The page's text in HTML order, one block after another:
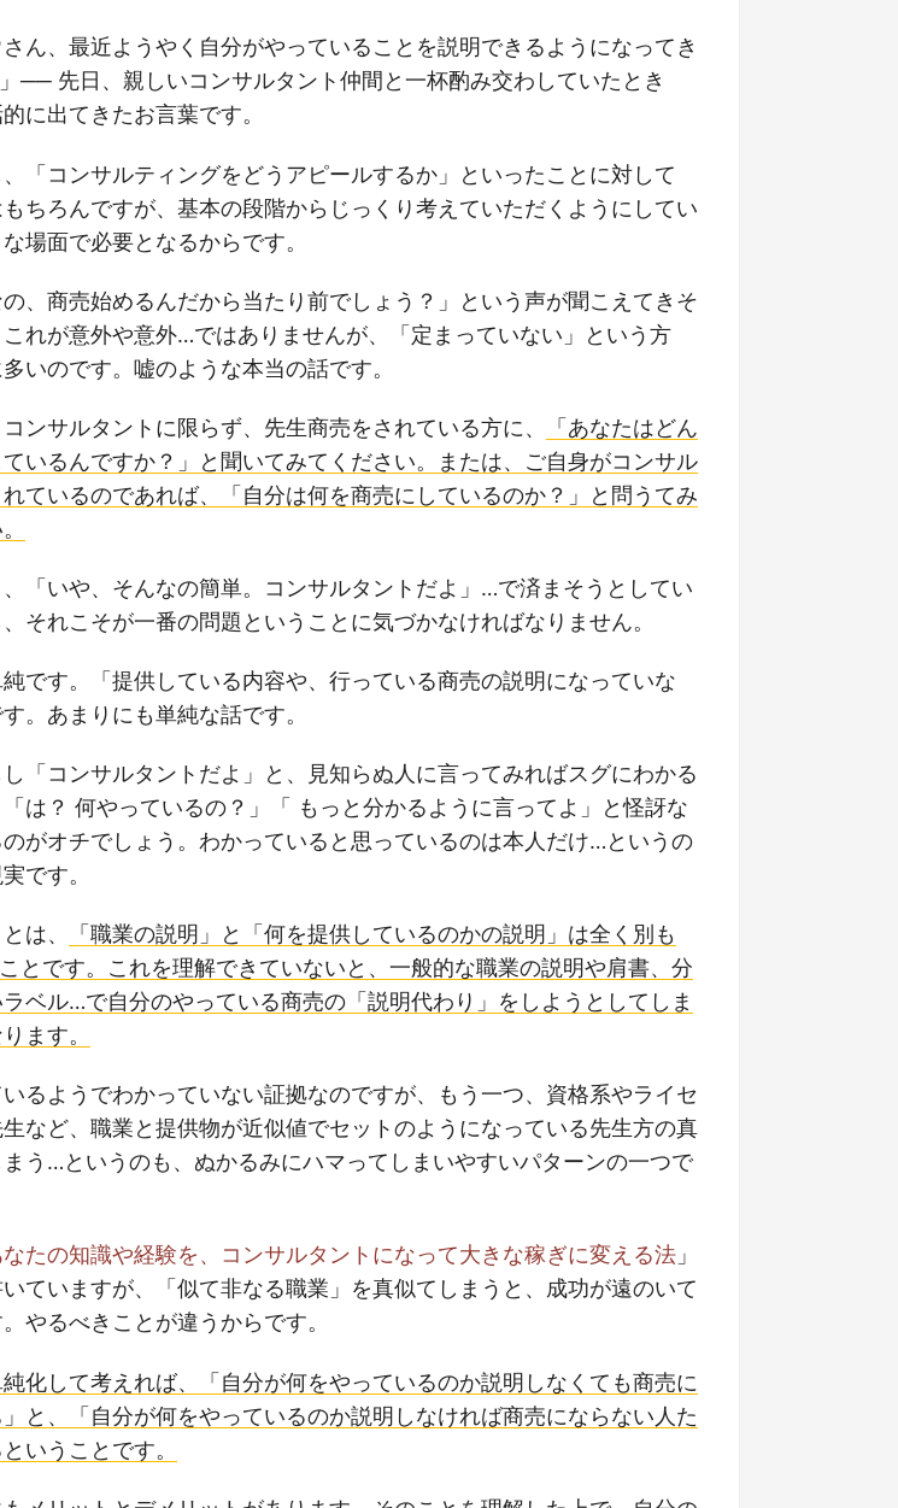
さん、最近ようやく自分がやっていることを説明できるようになってき
── 先日、親しいコンサルタント仲間と一杯酌み交わしていたとき
に出てきたお言葉です。
「コンサルティングをどうアピールするか」といったことに対して
ちろんですが、基本の段階からじっくり考えていただくようにしてい
場面で必要となるからです。
の、商売始めるんだから当たり前でしょう？」という声が聞こえてきそ
これが意外や意外…ではありませんが、「定まっていない」という方
いのです。嘘のような本当の話です。
ンサルタントに限らず、先生商売をされている方に、
「あなたはどん
いるんですか？」と聞いてみてください。または、ご自身がコンサル
ているのであれば、「自分は何を商売にしているのか？」と問うてみ
、「いや、そんなの簡単。コンサルタントだよ」…で済まそうとしてい
それこそが一番の問題ということに気づかなければなりません。
です。「提供している内容や、行っている商売の説明になっていな
。あまりにも単純な話です。
「コンサルタントだよ」と、見知らぬ人に言ってみればスグにわかる
は？ 何やっているの？」「 もっと分かるように言ってよ」と怪訝な
がオチでしょう。わかっていると思っているのは本人だけ…というの
です。
は、
「職業の説明」と「何を提供しているのかの説明」は全く別も
とです。これを理解できていないと、一般的な職業の説明や肩書、分
ベル…で自分のやっている商売の「説明代わり」をしようとしてしま
ます。
るようでわかっていない証拠なのですが、もう一つ、資格系やライセ
など、職業と提供物が近似値でセットのようになっている先生方の真
う…というのも、ぬかるみにハマってしまいやすいパターンの一つで
なたの知識や経験を、コンサルタントになって大きな稼ぎに変える法」
ていますが、「似て非なる職業」を真似てしまうと、成功が遠のいて
やるべきことが違うからです。
純化して考えれば、「自分が何をやっているのか説明しなくても商売に
と、「自分が何をやっているのか説明しなければ商売にならない人た
いうことです。